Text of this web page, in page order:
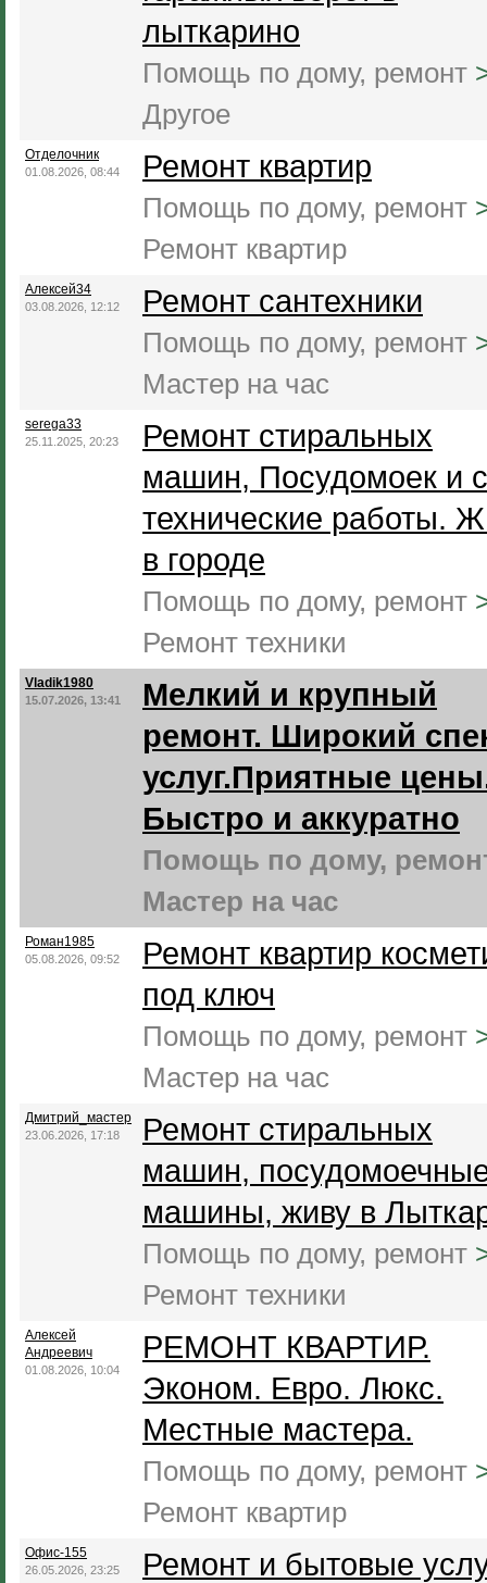
лыткарино
Помощь по дому, ремонт
Другое
Отделочник
01.08.2026, 08:44 Ремонт квартир
Помощь по дому, ремонт
Ремонт квартир
Алексей34
03.08.2026, 12:12 Ремонт сантехники
Помощь по дому, ремонт
Мастер на час
serega33
25.11.2025, 20:23
Ремонт стиральных
машин, Посудомоек и
технические работы.
в городе
Помощь по дому, ремонт
Ремонт техники
Vladik1980
15.07.2026, 13:41
Мелкий и крупный
ремонт. Широкий
услуг.Приятные
Быстро и аккуратно
Помощь по дому,
Мастер на час
Роман1985
05.08.2026, 09:52
Ремонт квартир
под ключ
Помощь по дому, ремонт
Мастер на час
Дмитрий_мастер
23.06.2026, 17:18
Ремонт стиральных
машин,
машины, живу в
Помощь по дому, ремонт
Ремонт техники
Алексей
Андреевич
01.08.2026, 10:04
РЕМОНТ КВАРТИР.
Эконом. Евро. Люкс.
Местные мастера.
Помощь по дому, ремонт
Ремонт квартир
Офис-155
26.05.2026, 23:25 Ремонт и бытовые